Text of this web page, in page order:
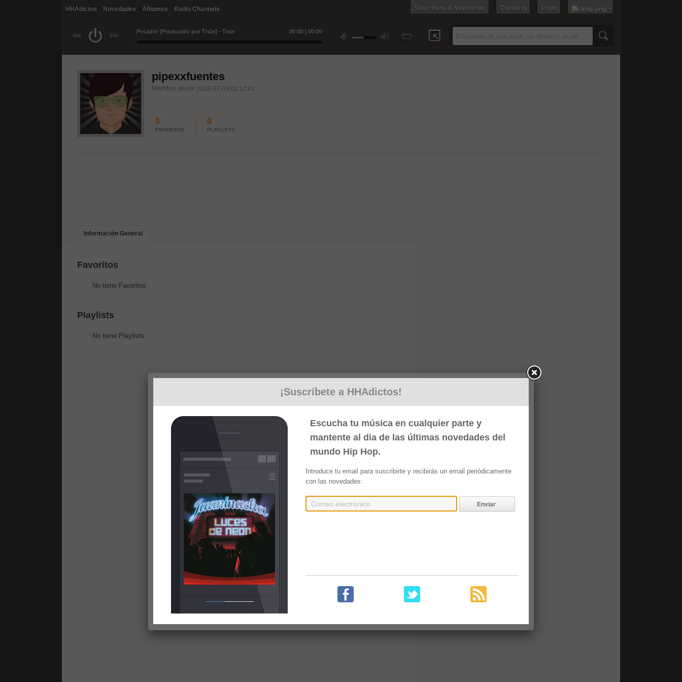
HHAdictos Novedades Álbumes Radio Channels Login
Contacto
Suscríbete al Newsletter
Pecador [Producido por Tisin] - Tisin 00:00 | 00:00
pipexxfuentes
Miembro desde 2019-07-03 03:12:41
0
FAVORITOS
0
PLAYLISTS
Información General
Favoritos
No tiene Favoritos
Playlists
No tiene Playlists
¡Suscríbete a HHAdictos!
Escucha tu música en cualquier parte y
mantente al dia de las últimas novedades del
mundo Hip Hop.
Introduce tu email para suscribirte y recibirás un email periódicamente
con las novedades:
Enviar